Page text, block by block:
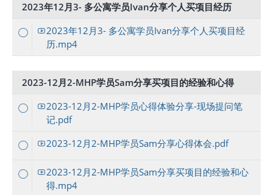
2023年12月3- 多公寓学员Ivan分享个人买项目经历
2023年12月3- 多公寓学员Ivan分享个人买项目经
历.mp4
2023-12月2-MHP学员Sam分享买项目的经验和心得
2023-12月2-MHP学员心得体验分享-现场提问笔
记.pdf
2023-12月2-MHP学员Sam分享心得体会.pdf
2023-12月2-MHP学员Sam分享买项目的经验和心
得.mp4